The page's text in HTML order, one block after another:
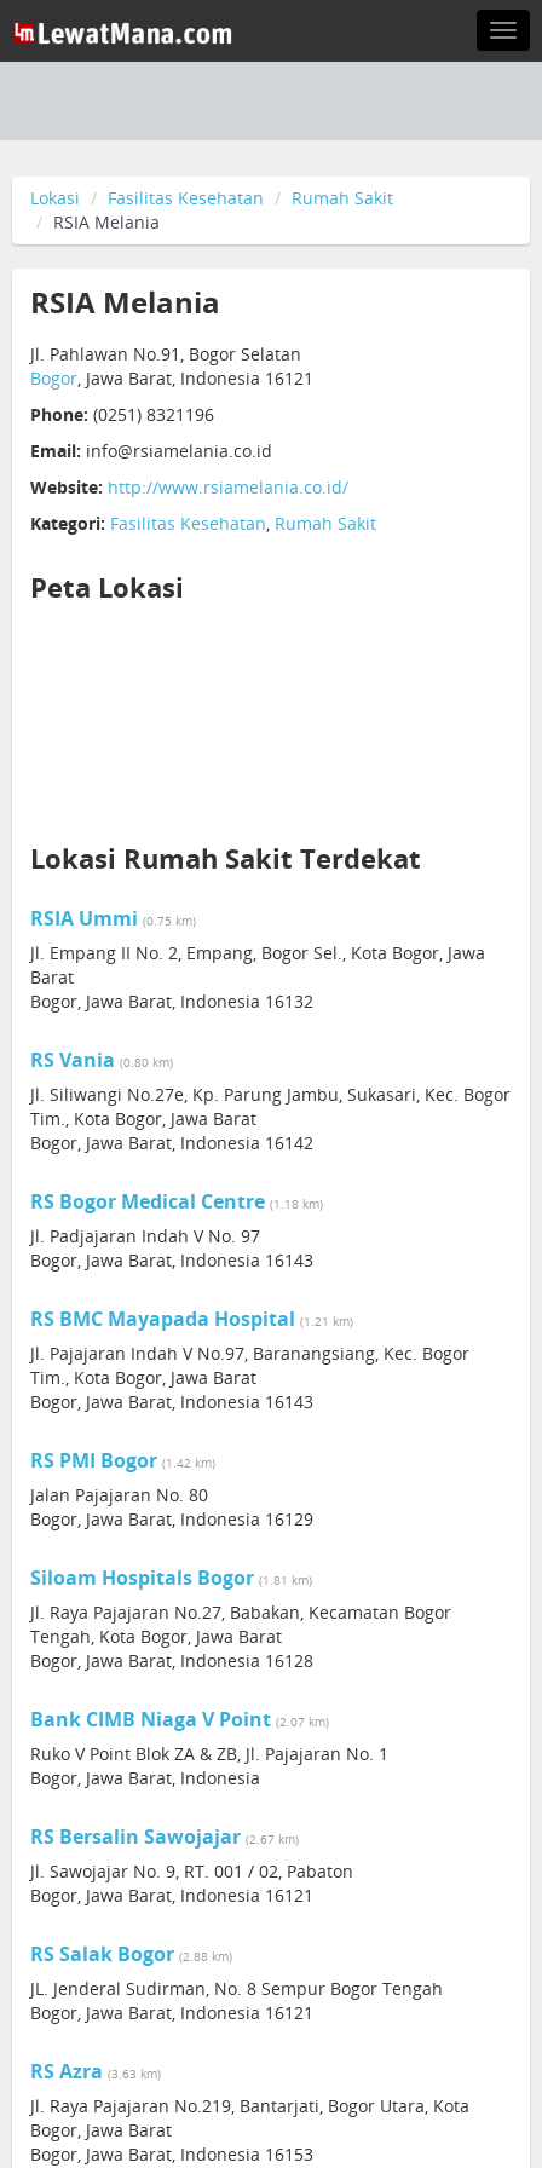
Lokasi Fasilitas Kesehatan
Rumah Sakit
RSIA Melania
RSIA Melania
Jl. Pahlawan No.91, Bogor Selatan
Bogor, Jawa Barat, Indonesia 16121
Phone: (0251) 8321196
Email: info@rsiamelania.co.id
Website: http://www.rsiamelania.co.id/
Kategori: Fasilitas Kesehatan, Rumah Sakit
Peta Lokasi
Lokasi Rumah Sakit Terdekat
RSIA Ummi (0.75 km)
Jl. Empang II No. 2, Empang, Bogor Sel., Kota Bogor, Jawa
Barat
Bogor, Jawa Barat, Indonesia 16132
RS Vania (0.80 km)
Jl. Siliwangi No.27e, Kp. Parung Jambu, Sukasari, Kec. Bogor
Tim., Kota Bogor, Jawa Barat
Bogor, Jawa Barat, Indonesia 16142
RS Bogor Medical Centre (1.18 km)
Jl. Padjajaran Indah V No. 97
Bogor, Jawa Barat, Indonesia 16143
RS BMC Mayapada Hospital (1.21 km)
Jl. Pajajaran Indah V No.97, Baranangsiang, Kec. Bogor
Tim., Kota Bogor, Jawa Barat
Bogor, Jawa Barat, Indonesia 16143
RS PMI Bogor (1.42 km)
Jalan Pajajaran No. 80
Bogor, Jawa Barat, Indonesia 16129
Siloam Hospitals Bogor (1.81 km)
Jl. Raya Pajajaran No.27, Babakan, Kecamatan Bogor
Tengah, Kota Bogor, Jawa Barat
Bogor, Jawa Barat, Indonesia 16128
Bank CIMB Niaga V Point (2.07 km)
Ruko V Point Blok ZA & ZB, Jl. Pajajaran No. 1
Bogor, Jawa Barat, Indonesia
RS Bersalin Sawojajar (2.67 km)
Jl. Sawojajar No. 9, RT. 001 / 02, Pabaton
Bogor, Jawa Barat, Indonesia 16121
RS Salak Bogor (2.88 km)
JL. Jenderal Sudirman, No. 8 Sempur Bogor Tengah
Bogor, Jawa Barat, Indonesia 16121
RS Azra (3.63 km)
Jl. Raya Pajajaran No.219, Bantarjati, Bogor Utara, Kota
Bogor, Jawa Barat
Bogor, Jawa Barat, Indonesia 16153